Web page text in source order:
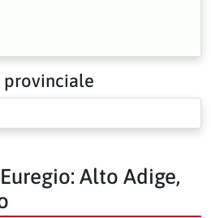
provinciale
Alto Adige,